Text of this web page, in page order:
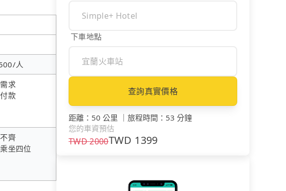
人
求
款
齊
坐四位
下車地點
查詢真實價格
距離 ： 50 公里 ｜ 旅程時間 ： 53 分鐘
您的車資預估
TWD2000TWD 1399